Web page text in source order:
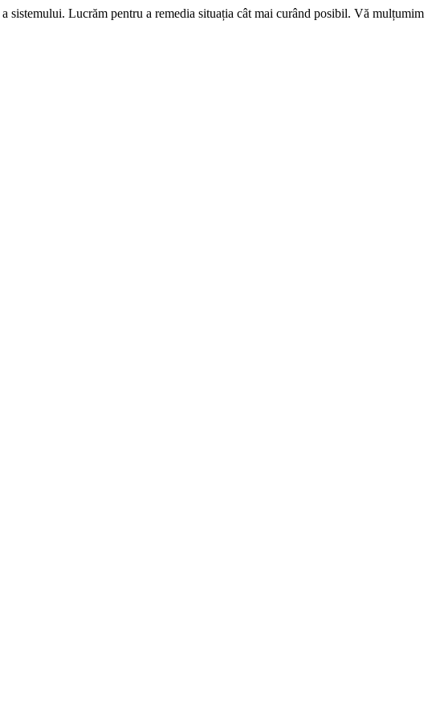
sistemului. Lucrăm pentru a remedia situația cât mai curând posibil. Vă mulțumim